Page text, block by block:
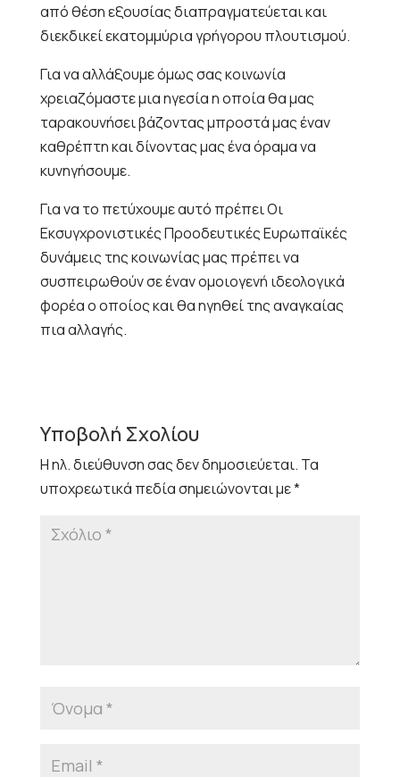
από θέση εξουσίας διαπραγματεύεται και
διεκδικεί εκατομμύρια γρήγορου πλουτισμού.
Για να αλλάξουμε όμως σας κοινωνία
χρειαζόμαστε μια ηγεσία η οποία θα μας
ταρακουνήσει βάζοντας μπροστά μας έναν
καθρέπτη και δίνοντας μας ένα όραμα να
κυνηγήσουμε.
Για να το πετύχουμε αυτό πρέπει Οι
Εκσυγχρονιστικές Προοδευτικές Ευρωπαϊκές
δυνάμεις της κοινωνίας μας πρέπει να
συσπειρωθούν σε έναν ομοιογενή ιδεολογικά
φορέα ο οποίος και θα ηγηθεί της αναγκαίας
πια αλλαγής.
Υποβολή Σχολίου
Η ηλ. διεύθυνση σας δεν δημοσιεύεται. Τα
υποχρεωτικά πεδία σημειώνονται με*